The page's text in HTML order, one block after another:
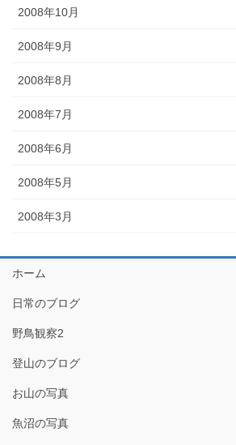
2008年10月
2008年9月
2008年8月
2008年7月
2008年6月
2008年5月
2008年3月
ホーム
日常のブログ
野鳥観察2
登山のブログ
お山の写真
魚沼の写真